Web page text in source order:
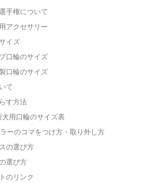
手権について
アクセサリー
イズ
口輪のサイズ
口輪のサイズ
て
す方法
用口輪のサイズ表
ーのコマをつけ方・取り外し方
の選び方
選び方
のリンク